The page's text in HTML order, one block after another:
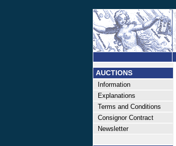
AUCTIONS
Information
Explanations
Terms and Conditions
Consignor Contract
Newsletter